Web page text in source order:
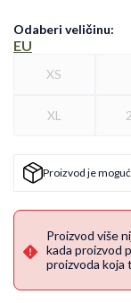
Odaberi veličinu:
EU
XS
XL
Proizvod je
Proizvod više
kada proizvod
proizvoda koja